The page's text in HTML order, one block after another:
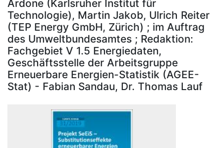
Ardone (Karlsruher Institut für
Technologie), Martin Jakob, Ulrich Reiter
(TEP Energy GmbH, Zürich) ; im Auftrag
des Umweltbundesamtes ; Redaktion:
Fachgebiet V 1.5 Energiedaten,
Geschäftsstelle der Arbeitsgruppe
Erneuerbare Energien-Statistik (AGEE-
Stat) - Fabian Sandau, Dr. Thomas Lauf